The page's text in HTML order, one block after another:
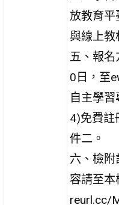
放教育平
與線上教
五、報
0日，至
自主學
4)免費註
件二。
六、檢附
容請至
reurl.cc/